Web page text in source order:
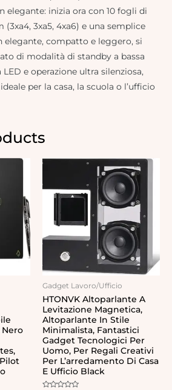
elegante: inizia ora con 10 fogli di
3xa5, 4xa6) e una semplice
elegante, compatto e leggero, si
di modalità di standby a bassa
e operazione ultra silenziosa,
per la casa, la scuola o l’ufficio
Gadget Lavoro/Ufficio
HTONVK Altoparlante A
Levitazione Magnetica,
Altoparlante In Stile
Minimalista, Fantastici
Gadget Tecnologici Per
Uomo, Per Regali Creativi
Per L’arredamento Di Casa
E Ufficio Black